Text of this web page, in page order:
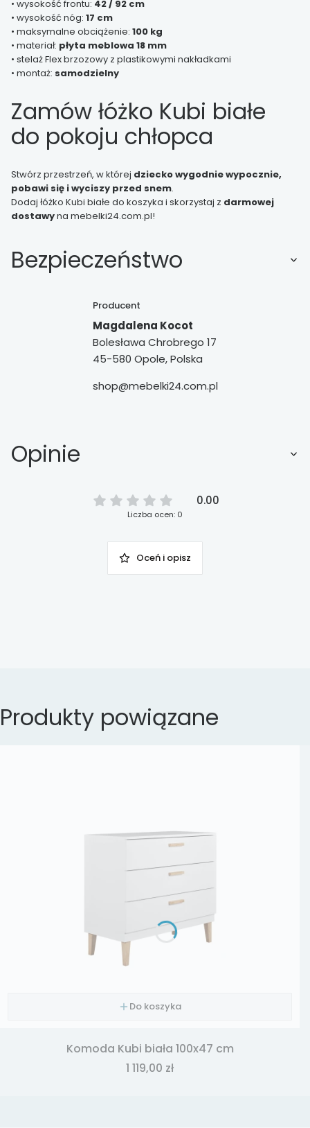
• wysokość frontu: 42 / 92 cm
• wysokość nóg: 17 cm
• maksymalne obciążenie: 100 kg
• materiał: płyta meblowa 18 mm
• stelaż Flex brzozowy z plastikowymi nakładkami
• montaż: samodzielny
Zamów łóżko Kubi białe
do pokoju chłopca
Stwórz przestrzeń, w której dziecko wygodnie wypocznie,
pobawi się i wyciszy przed snem.
Dodaj łóżko Kubi białe do koszyka i skorzystaj z darmowej
dostawyna mebelki24.com.pl!
Bezpieczeństwo
Producent
Magdalena Kocot
Bolesława Chrobrego 17
45-580 Opole, Polska
shop@mebelki24.com.pl
Opinie
0.00
Liczba ocen: 0
Oceń i opisz
Produkty powiązane
Do koszyka
Komoda Kubi biała 100x47 cm
Cena
1 119,00 zł